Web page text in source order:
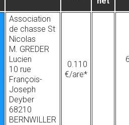
Association
de chasse St
Nicolas
M. GREDER
Lucien
10 rue
François-
Joseph
Deyber
68210
BERNWILLER
0.110
€/are*